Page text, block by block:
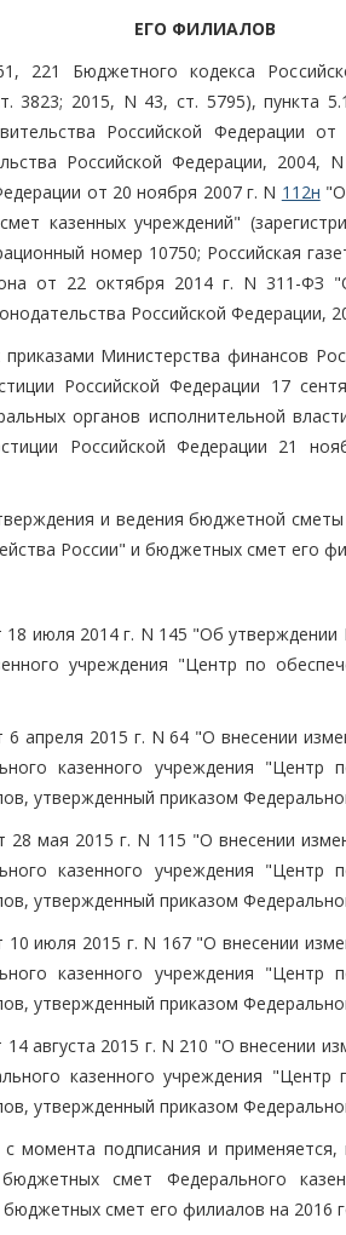
ЕГО ФИЛИАЛОВ
221 Бюджетного кодекса
3823; 2015, N 43, ст. 5795), пункта
Российской
Российской Федерации,
от 20 ноября 2007 г. N 112н
казенных учреждений"
номер 10750; Российская
от 22 октября 2014 г. N 311-ФЗ
Российской Федерации,
Министерства финансов
Российской Федерации 17
органов исполнительной
Российской Федерации 21
и ведения бюджетной
России" и бюджетных смет его
18 июля 2014 г. N 145 "Об
учреждения "Центр по
6 апреля 2015 г. N 64 "О внесении
казенного учреждения "Центр
утвержденный приказом
28 мая 2015 г. N 115 "О внесении
казенного учреждения "Центр
утвержденный приказом
10 июля 2015 г. N 167 "О внесении
казенного учреждения "Центр
утвержденный приказом
августа 2015 г. N 210 "О внесении
казенного учреждения "Центр
утвержденный приказом
момента подписания и
смет Федерального
смет его филиалов на 2016